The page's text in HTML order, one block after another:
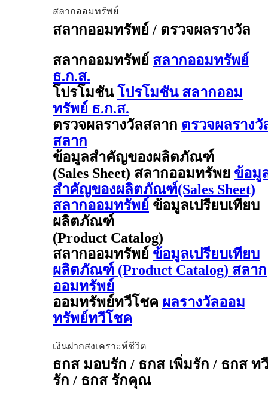
สลากออมทรัพย์
สลากออมทรัพย์ / ตรวจผลรางวัล
สลากออมทรัพย์ สลากออมทรัพย์
ธ.ก.ส.
โปรโมชัน โปรโมชัน สลากออม
ทรัพย์ ธ.ก.ส.
ตรวจผลรางวัลสลาก ตรวจผลรางวั
สลาก
ข้อมูลสำคัญของผลิตภัณฑ์
(Sales Sheet) สลากออมทรัพย ข้อมู
สำคัญของผลิตภัณฑ์(Sales Sheet)
สลากออมทรัพย์ ข้อมูลเปรียบเทียบ
ผลิตภัณฑ์
(Product Catalog)
สลากออมทรัพย์ ข้อมูลเปรียบเทียบ
ผลิตภัณฑ์ (Product Catalog) สลาก
ออมทรัพย์
ออมทรัพย์ทวีโชค ผลรางวัลออม
ทรัพย์ทวีโชค
เงินฝากสงเคราะห์ชีวิต
ธกส มอบรัก / ธกส เพิ่มรัก / ธกส ทวี
รัก / ธกส รักคุณ